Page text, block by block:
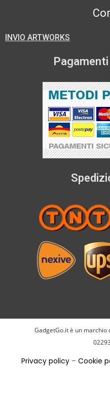
INVIO ARTWORKS
GadgetGo.it è un marchio
Privacy policy – Cookie